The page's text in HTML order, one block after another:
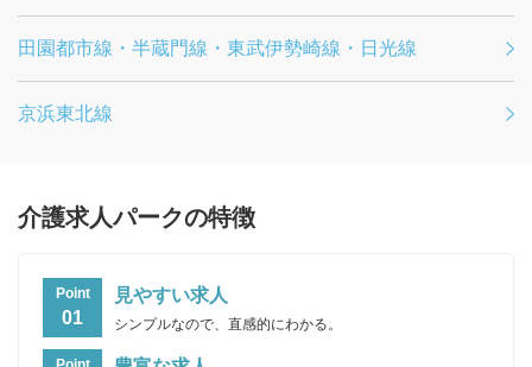
田園都市線・半蔵門線・東武伊勢崎線・日光線
京浜東北線
介護求人パークの特徴
Point
01
見やすい求人
シンプルなので、直感的にわかる。